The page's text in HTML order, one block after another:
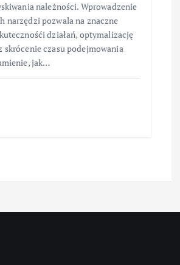
należności. Wprowadzenie
narzędzi pozwala na znaczne
działań, optymalizację
skrócenie czasu podejmowania
jak…